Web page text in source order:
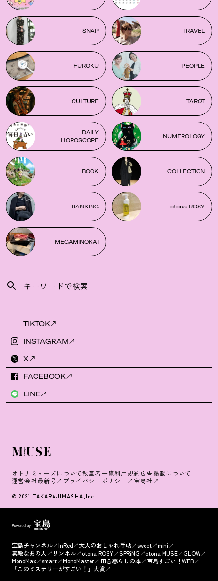
SNAP TRAVEL
FUROKU PEOPLE
CULTURE TAROT
DAILY
HOROSCOPE
NUMEROLOGY
BOOK COLLECTION
RANKING otona ROSY
MEGAMINOKAI
TIKTOK
INSTAGRAM
X
FACEBOOK
LINE
オトナミューズについて執筆者一覧利用規約広告掲載について
運営会社最新号 プライバシーポリシー 宝島社
© 2021 TAKARAJIMASHA,Inc.
宝島チャンネル InRed 大人のおしゃれ手帖 sweet
mini
素敵なあの人
リンネル otona ROSY SPRiNG otona MUSE
GLOW
MonoMax
smart MonoMaster 田舎暮らしの本
宝島すごい！WEB
『このミステリーがすごい！』大賞